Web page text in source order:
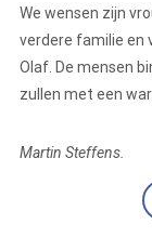
We wensen zijn
verdere familie en
Olaf. De mensen
zullen met een
Martin Steffens.